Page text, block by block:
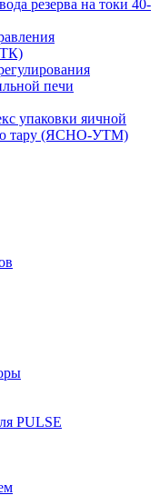
резерва на токи 40-
печи
упаковки яичной
тару (ЯСНО-УТМ)
PULSE